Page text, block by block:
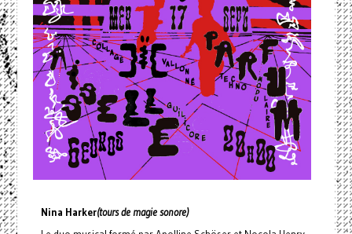
Nina Harker(tours de magie sonore)